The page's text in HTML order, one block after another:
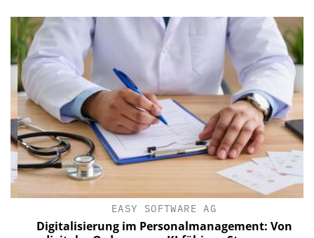
EASY SOFTWARE AG
Digitalisierung im Personalmanagement: Von